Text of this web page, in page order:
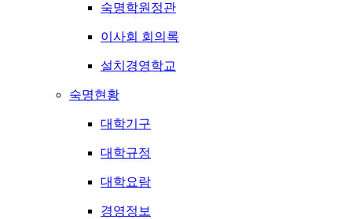
숙명학원정관
이사회 회의록
설치경영학교
숙명현황
대학기구
대학규정
대학요람
경영정보